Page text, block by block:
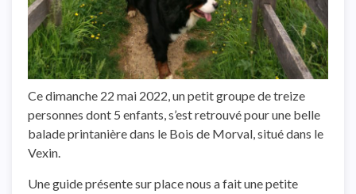
Ce dimanche 22 mai 2022, un petit groupe de treize
personnes dont 5 enfants, s’est retrouvé pour une belle
balade printanière dans le Bois de Morval, situé dans le
Vexin.
Une guide présente sur place nous a fait une petite